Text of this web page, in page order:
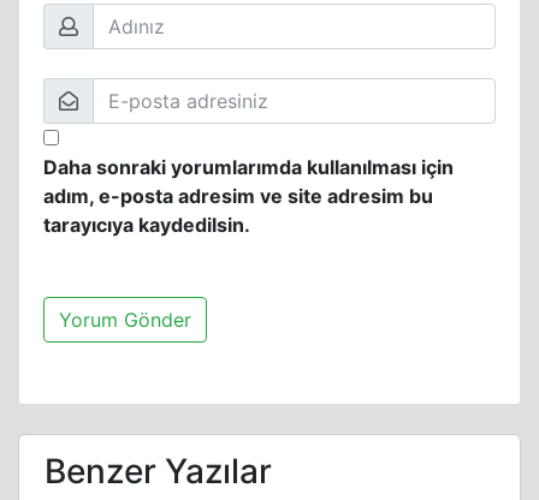
Daha sonraki yorumlarımda kullanılması için
adım, e-posta adresim ve site adresim bu
tarayıcıya kaydedilsin.
Benzer Yazılar